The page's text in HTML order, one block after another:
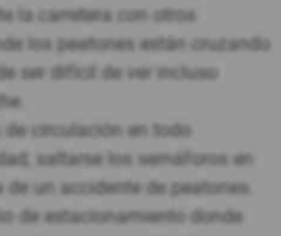
la carretera con otros
los peatones están cruzando
ser difícil de ver incluso
de circulación en todo
saltarse los semáforos en
un accidente de peatones.
de estacionamiento donde